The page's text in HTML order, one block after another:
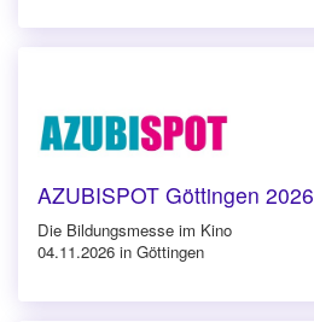
AZUBISPOT Göttingen 2026
Die Bildungsmesse im Kino
04.11.2026 in Göttingen